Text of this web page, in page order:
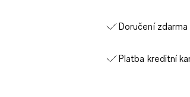
Doručení
Platba kreditní